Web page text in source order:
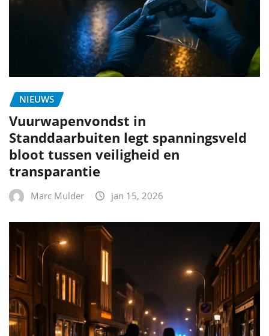
NIEUWS
Vuurwapenvondst in
Standdaarbuiten legt spanningsveld
bloot tussen veiligheid en
transparantie
Marc Mulder jan 15, 2026